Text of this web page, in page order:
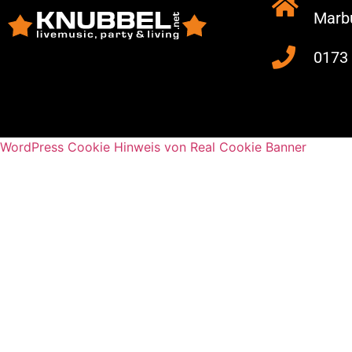
WordPress Cookie Hinweis von Real Cookie Banner